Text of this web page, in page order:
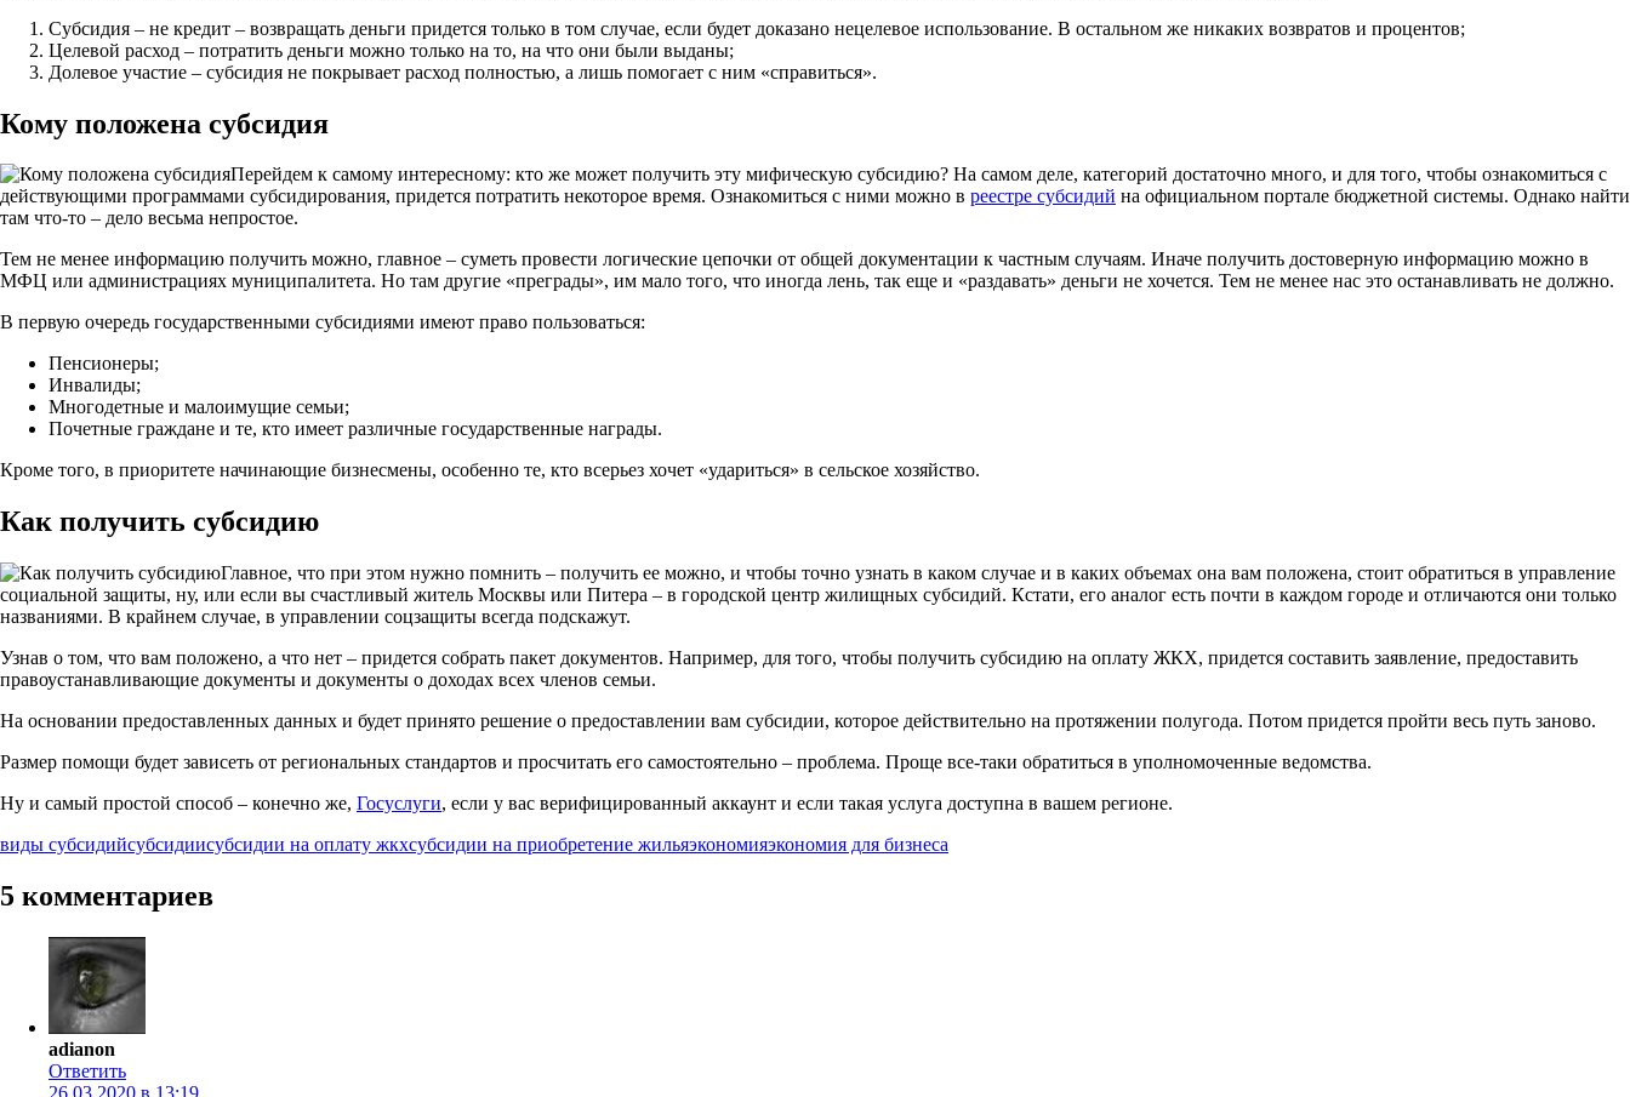
Субсидия – не кредит – возвращать деньги придется только в том случае, если будет доказано нецелевое использование. В остальном же никаких возвратов и процентов;
Целевой расход – потратить деньги можно только на то, на что они были выданы;
Долевое участие – субсидия не покрывает расход полностью, а лишь помогает с ним «справиться».
Кому положена субсидия
Перейдем к самому интересному: кто же может получить эту мифическую субсидию? На самом деле, категорий достаточно много, и для того, чтобы ознакомиться с
действующими программами субсидирования, придется потратить некоторое время. Ознакомиться с ними можно в реестре субсидий на официальном портале бюджетной системы. Однако найти
там что-то – дело весьма непростое.
Тем не менее информацию получить можно, главное – суметь провести логические цепочки от общей документации к частным случаям. Иначе получить достоверную информацию можно в
МФЦ или администрациях муниципалитета. Но там другие «преграды», им мало того, что иногда лень, так еще и «раздавать» деньги не хочется. Тем не менее нас это останавливать не должно.
В первую очередь государственными субсидиями имеют право пользоваться:
Пенсионеры;
Инвалиды;
Многодетные и малоимущие семьи;
Почетные граждане и те, кто имеет различные государственные награды.
Кроме того, в приоритете начинающие бизнесмены, особенно те, кто всерьез хочет «удариться» в сельское хозяйство.
Как получить субсидию
Главное, что при этом нужно помнить – получить ее можно, и чтобы точно узнать в каком случае и в каких объемах она вам положена, стоит обратиться в управление
социальной защиты, ну, или если вы счастливый житель Москвы или Питера – в городской центр жилищных субсидий. Кстати, его аналог есть почти в каждом городе и отличаются они только
названиями. В крайнем случае, в управлении соцзащиты всегда подскажут.
Узнав о том, что вам положено, а что нет – придется собрать пакет документов. Например, для того, чтобы получить субсидию на оплату ЖКХ, придется составить заявление, предоставить
правоустанавливающие документы и документы о доходах всех членов семьи.
На основании предоставленных данных и будет принято решение о предоставлении вам субсидии, которое действительно на протяжении полугода. Потом придется пройти весь путь заново.
Размер помощи будет зависеть от региональных стандартов и просчитать его самостоятельно – проблема. Проще все-таки обратиться в уполномоченные ведомства.
Ну и самый простой способ – конечно же, Госуслуги, если у вас верифицированный аккаунт и если такая услуга доступна в вашем регионе.
виды субсидийсубсидиисубсидии на оплату жкхсубсидии на приобретение жильяэкономияэкономия для бизнеса
5 комментариев
adianon
Ответить
26.03.2020 в 13:19